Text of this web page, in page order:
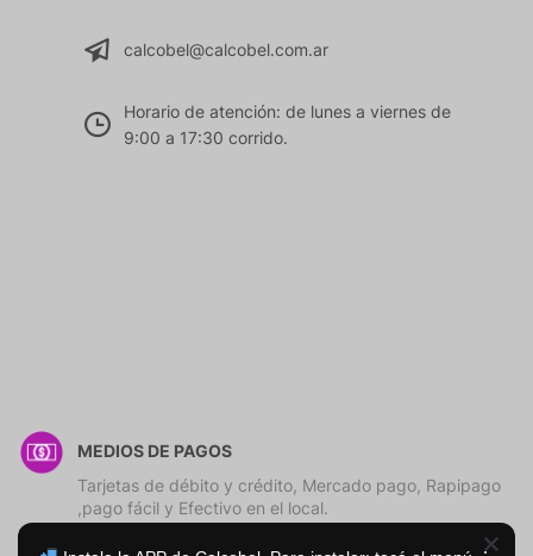
calcobel@calcobel.com.ar
Horario de atención: de lunes a viernes de
9:00 a 17:30 corrido.
MEDIOS DE PAGOS
Tarjetas de débito y crédito, Mercado pago, Rapipago
,pago fácil y Efectivo en el local.